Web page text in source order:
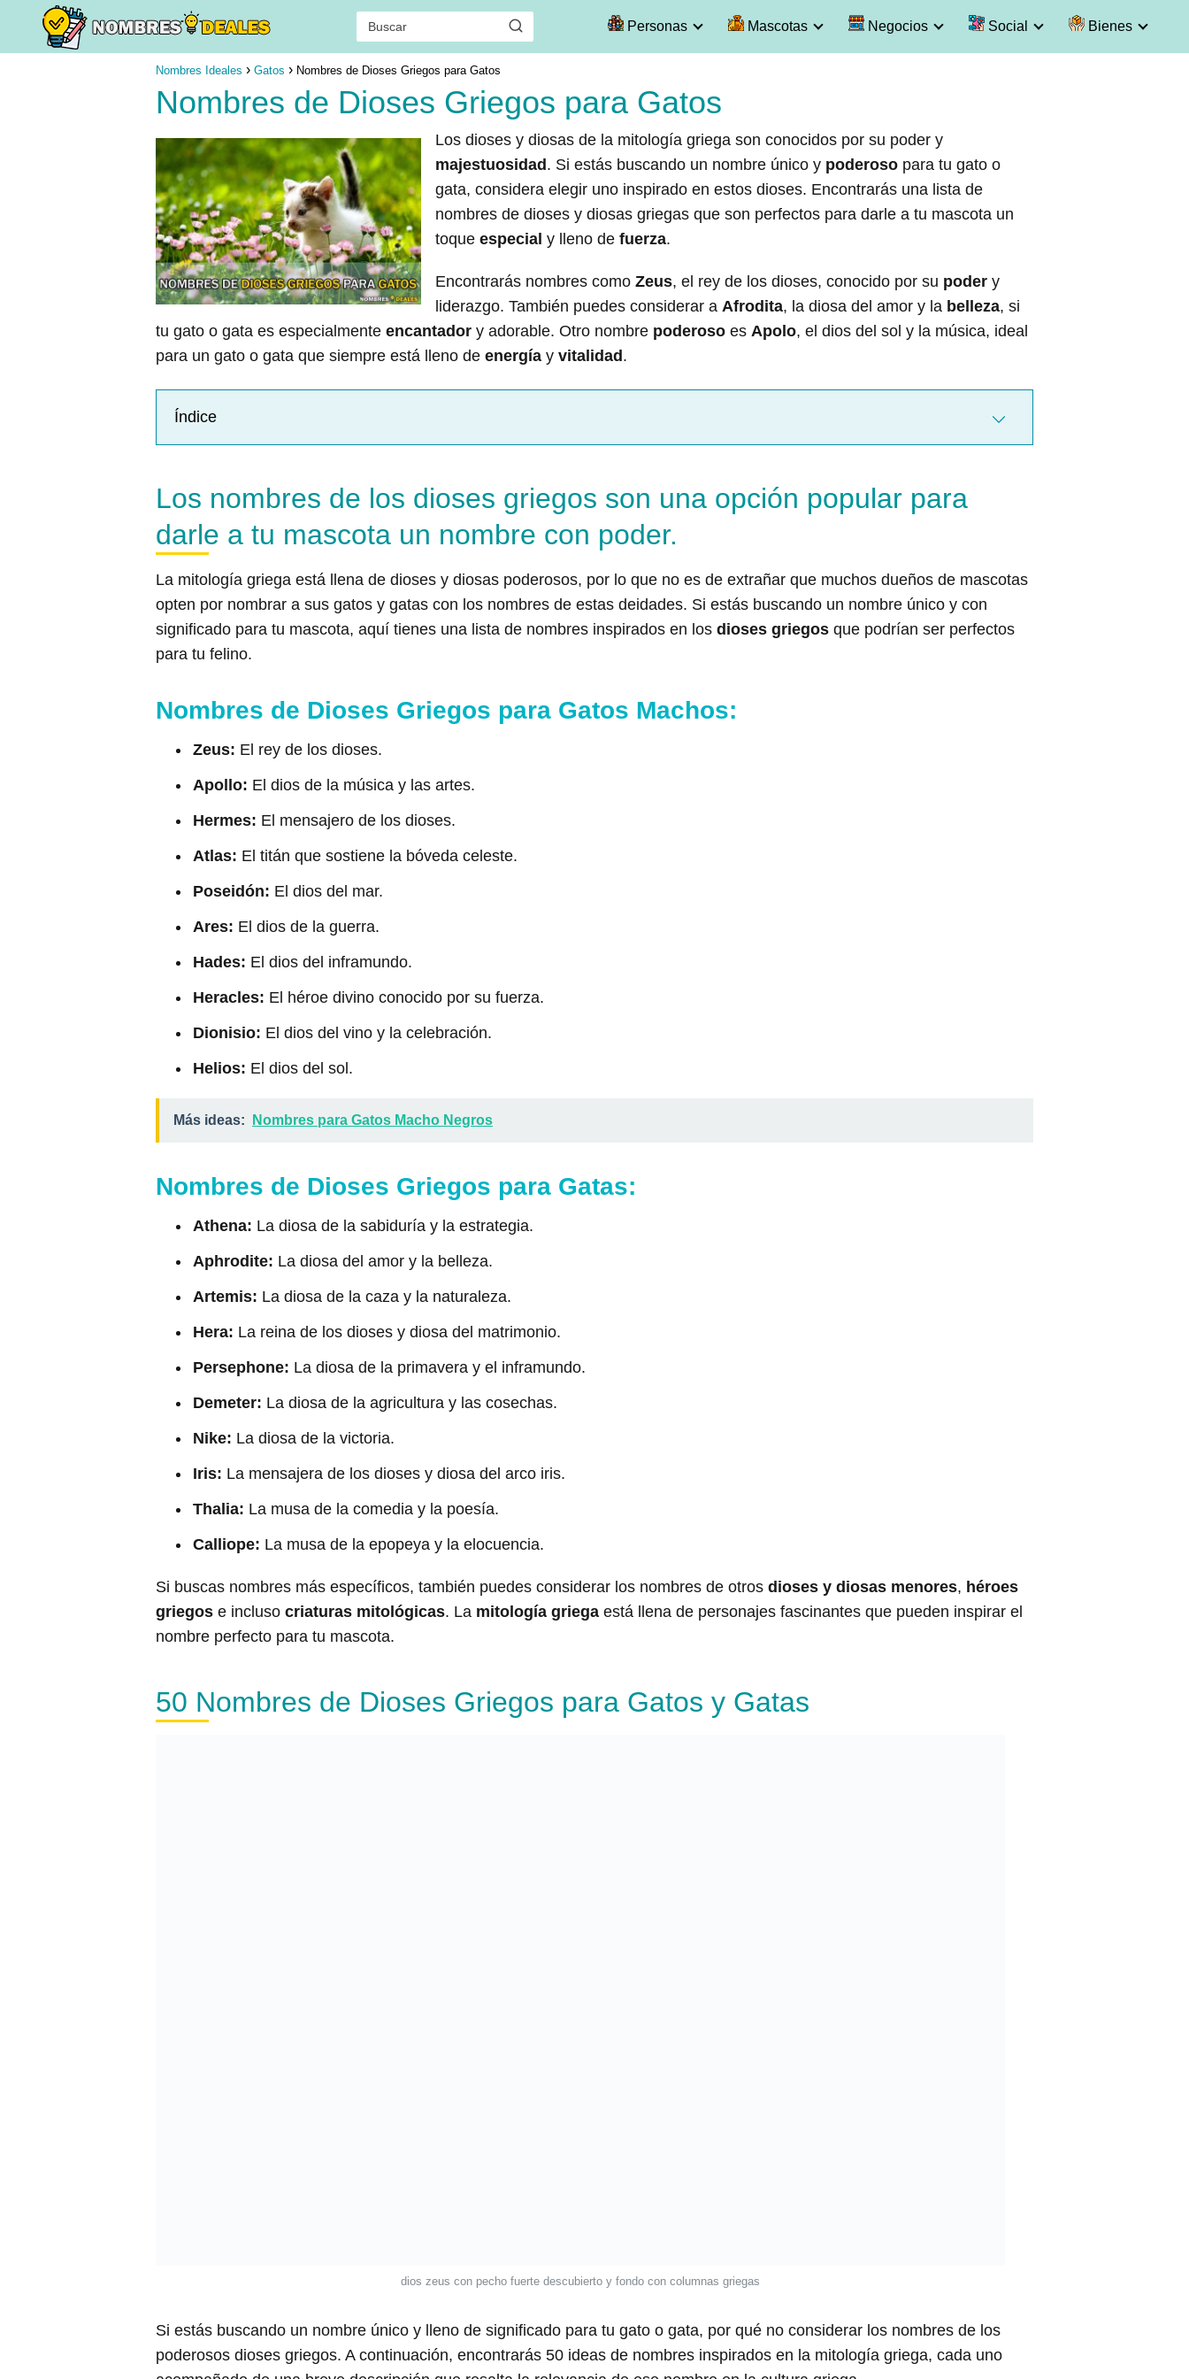
Personas Mascotas Negocios Social Bienes
Nombres Ideales Gatos Nombres de Dioses Griegos para Gatos
Nombres de Dioses Griegos para Gatos
Los dioses y diosas de la mitología griega son conocidos por su poder y
majestuosidad . Si estás buscando un nombre único y poderoso para tu gato o
gata, considera elegir uno inspirado en estos dioses. Encontrarás una lista de
nombres de dioses y diosas griegas que son perfectos para darle a tu mascota un
toque especial y lleno de fuerza.
Encontrarás nombres como Zeus, el rey de los dioses, conocido por su poder y
liderazgo. También puedes considerar a Afrodita, la diosa del amor y la belleza, si
tu gato o gata es especialmente encantador y adorable. Otro nombre poderoso es Apolo, el dios del sol y la música, ideal
para un gato o gata que siempre está lleno de energía y vitalidad .
Índice
Los nombres de los dioses griegos son una opción popular para
darle a tu mascota un nombre con poder.
La mitología griega está llena de dioses y diosas poderosos, por lo que no es de extrañar que muchos dueños de mascotas
opten por nombrar a sus gatos y gatas con los nombres de estas deidades. Si estás buscando un nombre único y con
significado para tu mascota, aquí tienes una lista de nombres inspirados en los dioses griegos que podrían ser perfectos
para tu felino.
Nombres de Dioses Griegos para Gatos Machos:
Zeus: El rey de los dioses.
Apollo: El dios de la música y las artes.
Hermes: El mensajero de los dioses.
Atlas: El titán que sostiene la bóveda celeste.
Poseidón: El dios del mar.
Ares: El dios de la guerra.
Hades: El dios del inframundo.
Heracles: El héroe divino conocido por su fuerza.
Dionisio: El dios del vino y la celebración.
Helios: El dios del sol.
Más ideas: Nombres para Gatos Macho Negros
Nombres de Dioses Griegos para Gatas:
Athena: La diosa de la sabiduría y la estrategia.
Aphrodite: La diosa del amor y la belleza.
Artemis: La diosa de la caza y la naturaleza.
Hera: La reina de los dioses y diosa del matrimonio.
Persephone: La diosa de la primavera y el inframundo.
Demeter: La diosa de la agricultura y las cosechas.
Nike: La diosa de la victoria.
Iris: La mensajera de los dioses y diosa del arco iris.
Thalia: La musa de la comedia y la poesía.
Calliope: La musa de la epopeya y la elocuencia.
Si buscas nombres más específicos, también puedes considerar los nombres de otros dioses y diosas menores, héroes
griegos e incluso criaturas mitológicas. La mitología griega está llena de personajes fascinantes que pueden inspirar el
nombre perfecto para tu mascota.
50 Nombres de Dioses Griegos para Gatos y Gatas
dios zeus con pecho fuerte descubierto y fondo con columnas griegas
Si estás buscando un nombre único y lleno de significado para tu gato o gata, por qué no considerar los nombres de los
poderosos dioses griegos. A continuación, encontrarás 50 ideas de nombres inspirados en la mitología griega, cada uno